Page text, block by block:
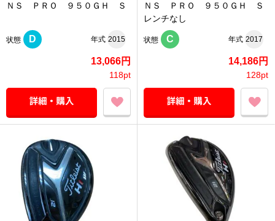
ＮＳ ＰＲＯ ９５０ＧＨ Ｓ
状態 D 年式 2015
13,066円
118pt
ＮＳ ＰＲＯ ９５０ＧＨ Ｓ
レンチなし
状態 C 年式 2017
14,186円
128pt